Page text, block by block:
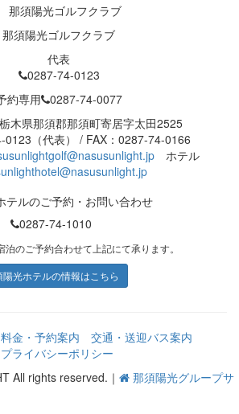
那須陽光ゴルフクラブ
代表
0287-74-0123
約専用 0287-74-0077
木県那須郡那須町寄居字太田2525
0123（代表） / FAX：0287-74-0166
ホテル
テルのご予約・お問い合わせ
0287-74-1010
のご予約合わせて上記にて承ります。
陽光ホテルの情報はこちら
料金・予約案内
交通・送迎バス案内
プライバシーポリシー
All rights reserved.｜
那須陽光グループサ